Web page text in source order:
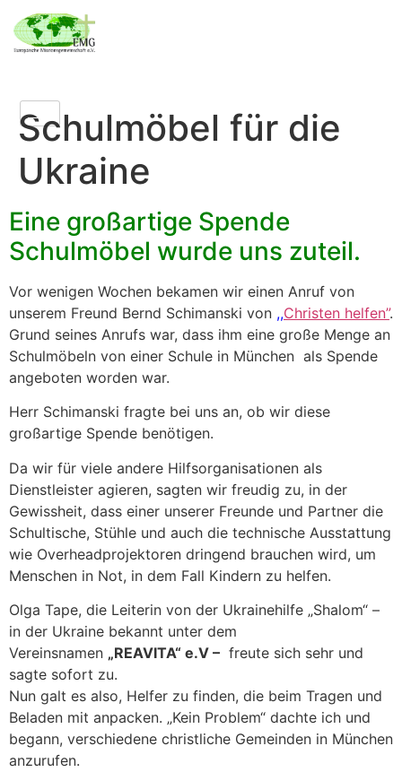
Schulmöbel für die
Ukraine
Eine großartige Spende
Schulmöbel wurde uns zuteil.
Vor wenigen Wochen bekamen wir einen Anruf von
unserem Freund Bernd Schimanski von ,,Christen helfen”.
Grund seines Anrufs war, dass ihm eine große Menge an
Schulmöbeln von einer Schule in München als Spende
angeboten worden war.
Herr Schimanski fragte bei uns an, ob wir diese
großartige Spende benötigen.
Da wir für viele andere Hilfsorganisationen als
Dienstleister agieren, sagten wir freudig zu, in der
Gewissheit, dass einer unserer Freunde und Partner die
Schultische, Stühle und auch die technische Ausstattung
wie Overheadprojektoren dringend brauchen wird, um
Menschen in Not, in dem Fall Kindern zu helfen.
Olga Tape, die Leiterin von der Ukrainehilfe „Shalom“ –
in der Ukraine bekannt unter dem
Vereinsnamen „REAVITA“ e.V – freute sich sehr und
sagte sofort zu.
Nun galt es also, Helfer zu finden, die beim Tragen und
Beladen mit anpacken. „Kein Problem“ dachte ich und
begann, verschiedene christliche Gemeinden in München
anzurufen.